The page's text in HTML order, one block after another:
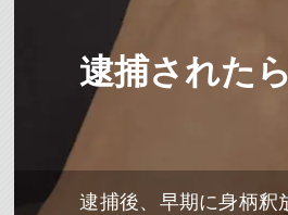
逮捕された
逮捕後、早期に身柄釈